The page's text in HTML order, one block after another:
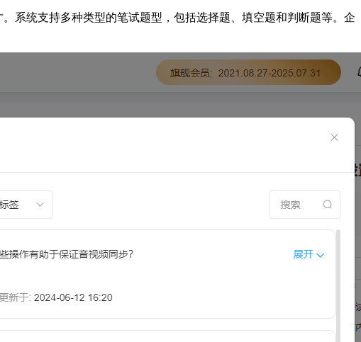
系统支持多种类型的笔试题型，包括选择题、填空题和判断题等。企